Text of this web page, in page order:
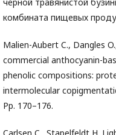
черной травянистой
комбината пищевых
Malien-Aubert C., Dangles
commercial anthocyanin-
phenolic compositions:
intermolecular
Pp. 170–176.